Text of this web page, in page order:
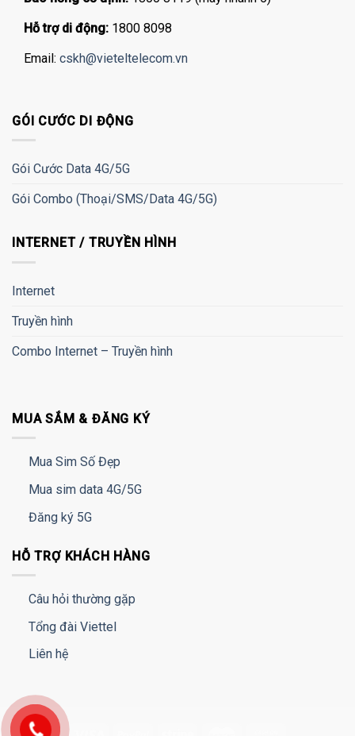
Hỗ trợ di động: 1800 8098
Email: cskh@vieteltelecom.vn
GÓI CƯỚC DI ĐỘNG
Gói Cước Data 4G/5G
Gói Combo (Thoại/SMS/Data 4G/5G)
INTERNET / TRUYỀN HÌNH
Internet
Truyền hình
Combo Internet – Truyền hình
MUA SẮM & ĐĂNG KÝ
Mua Sim Số Đẹp
Mua sim data 4G/5G
Đăng ký 5G
HỖ TRỢ KHÁCH HÀNG
Câu hỏi thường gặp
Tổng đài Viettel
Liên hệ